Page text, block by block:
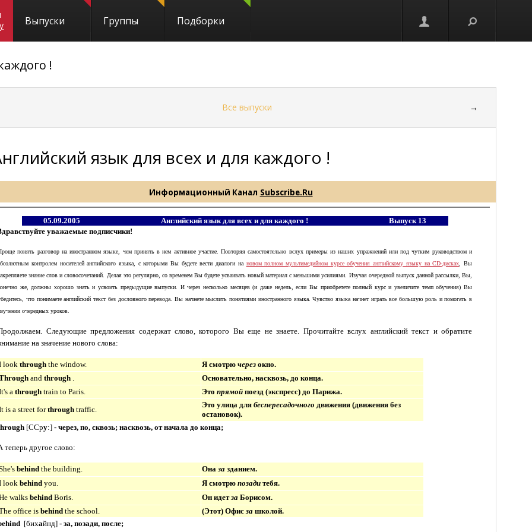
Выпуски Группы Подборки
!
Все выпуски →
язык для всех и для каждого !
Информационный Канал Subscribe.Ru
05.09.2005 Английский язык для всех и для каждого !
Выпуск 13
уважаемые подписчики!
понять разговор на иностранном языке, чем принять в нем активное участие. Повторяя самостоятельно вслух примеры из наших упражнений или под чутким руководством и
контролем носителей английского языка, с которыми Вы будете вести диалоги на новом полном мультимедийном курсе обучения английскому языку на CD-дисках , Вы
знание слов и словосочетаний. Делая это регулярно, со временем Вы будете усваивать новый материал с меньшими усилиями. Изучая очередной выпуск данной рассылки, Вы,
же, должны хорошо знать и усвоить предыдущие выпуски. И через несколько месяцев (и даже недель, если Вы приобретете полный курс и увеличите темп обучения) Вы
что понимаете английский текст без дословного перевода. Вы начнете мыслить понятиями иностранного языка. Чувство языка начнет играть все большую роль и помогать в
очередных уроков.
Следующие предложения содержат слово, которого Вы еще не знаете. Прочитайте вслух английский текст и обратите
на значение нового слова:
lookthroughthe window. Я смотрючерез окно.
hroughandthrough .
Основательно, насквозь, до конца.
athroughtrain to Paris. Этопрямой поезд (экспресс) до Парижа.
is a street forthroughtraffic.
Это улица длябеспересадочного движения (движения без
остановок).
[ССру:]-через, по, сквозь;насквозь, от начала до конца;
теперь другое слово:
behindthe building. Оназа зданием.
lookbehindyou. Я смотрюпозади тебя.
walksbehindBoris. Он идетза Борисом.
office isbehindthe school. (Этот) Офисза школой.
[бихайнд]-за, позади, после;